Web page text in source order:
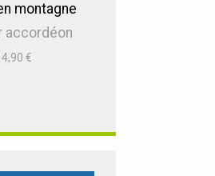
montagne
accordéon
€